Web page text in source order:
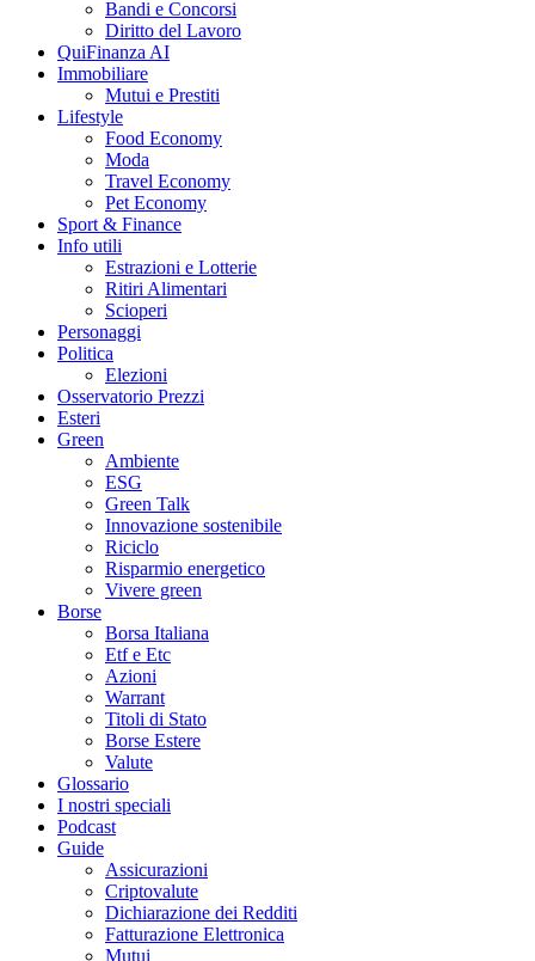
Bandi e Concorsi
Diritto del Lavoro
QuiFinanza AI
Immobiliare
Mutui e Prestiti
Lifestyle
Food Economy
Moda
Travel Economy
Pet Economy
Sport & Finance
Info utili
Estrazioni e Lotterie
Ritiri Alimentari
Scioperi
Personaggi
Politica
Elezioni
Osservatorio Prezzi
Esteri
Green
Ambiente
ESG
Green Talk
Innovazione sostenibile
Riciclo
Risparmio energetico
Vivere green
Borse
Borsa Italiana
Etf e Etc
Azioni
Warrant
Titoli di Stato
Borse Estere
Valute
Glossario
I nostri speciali
Podcast
Guide
Assicurazioni
Criptovalute
Dichiarazione dei Redditi
Fatturazione Elettronica
Mutui